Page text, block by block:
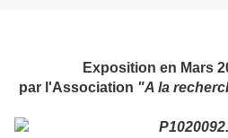
Exposition en Mars
par l'Association "A la